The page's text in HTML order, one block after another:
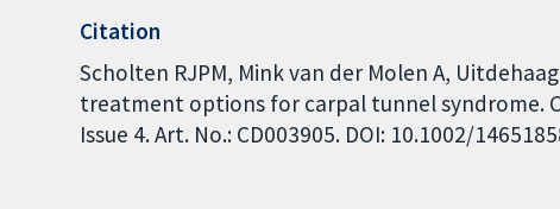
Citation
Scholten RJPM, Mink van der Molen A,
treatment options for carpal tunnel syndrome.
Issue 4. Art. No.: CD003905. DOI: 10.1002/